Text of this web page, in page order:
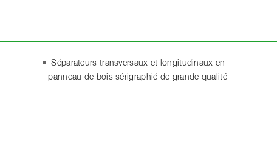
Séparateurs transversaux et longitudinaux en
panneau de bois sérigraphié de grande qualité